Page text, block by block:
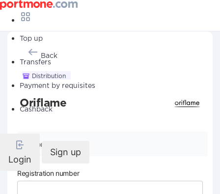
Top up
Transfers
Payment by requisites
Cashback
Login
Sign up
Back
Distribution
Oriflame
Company details
Registration number